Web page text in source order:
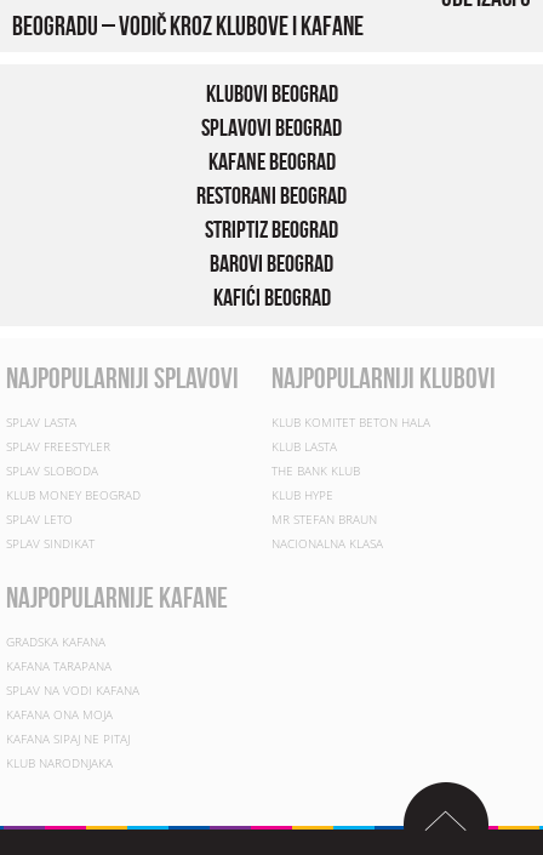
Beogradu – vodič kroz klubove i kafane
Klubovi Beograd
Splavovi Beograd
Kafane Beograd
Restorani Beograd
Striptiz Beograd
Barovi Beograd
Kafići Beograd
najpopularniji splavovi
SPLAV LASTA
SPLAV FREESTYLER
SPLAV SLOBODA
KLUB MONEY BEOGRAD
SPLAV LETO
SPLAV SINDIKAT
najpopularniji klubovi
KLUB KOMITET BETON HALA
KLUB LASTA
THE BANK KLUB
KLUB HYPE
MR STEFAN BRAUN
NACIONALNA KLASA
najpopularnije kafane
GRADSKA KAFANA
KAFANA TARAPANA
SPLAV NA VODI KAFANA
KAFANA ONA MOJA
KAFANA SIPAJ NE PITAJ
KLUB NARODNJAKA